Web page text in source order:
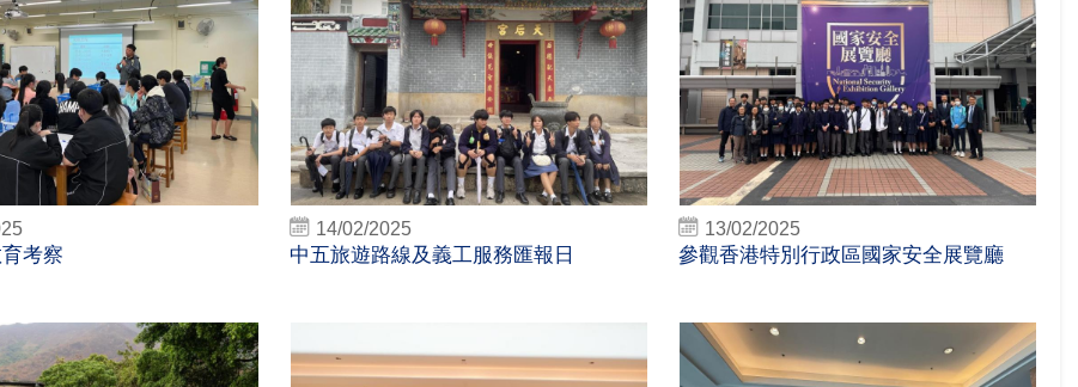
考察
14/02/2025
中五旅遊路線及義工服務匯報日
13/02/2025
參觀香港特別行政區國家安全展覽廳